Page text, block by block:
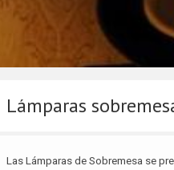
Lámparas
Las Lámparas de Sobremesa se